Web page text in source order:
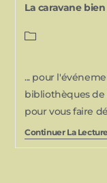
La caravane
... pour
bibliothèques de
pour vous faire
Continuer La Lecture